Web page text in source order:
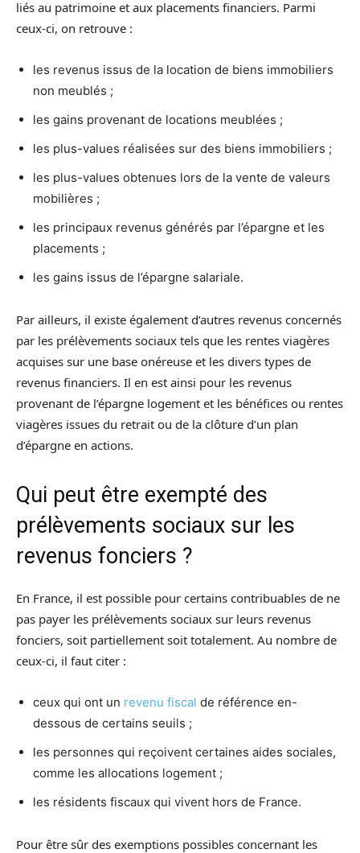
liés au patrimoine et aux placements financiers. Parmi
ceux-ci, on retrouve :
les revenus issus de la location de biens immobiliers
non meublés ;
les gains provenant de locations meublées ;
les plus-values réalisées sur des biens immobiliers ;
les plus-values obtenues lors de la vente de valeurs
mobilières ;
les principaux revenus générés par l’épargne et les
placements ;
les gains issus de l’épargne salariale.
Par ailleurs, il existe également d’autres revenus concernés
par les prélèvements sociaux tels que les rentes viagères
acquises sur une base onéreuse et les divers types de
revenus financiers. Il en est ainsi pour les revenus
provenant de l’épargne logement et les bénéfices ou rentes
viagères issues du retrait ou de la clôture d’un plan
d’épargne en actions.
Qui peut être exempté des
prélèvements sociaux sur les
revenus fonciers ?
En France, il est possible pour certains contribuables de ne
pas payer les prélèvements sociaux sur leurs revenus
fonciers, soit partiellement soit totalement. Au nombre de
ceux-ci, il faut citer :
ceux qui ont un revenu fiscal de référence en-
dessous de certains seuils ;
les personnes qui reçoivent certaines aides sociales,
comme les allocations logement ;
les résidents fiscaux qui vivent hors de France.
Pour être sûr des exemptions possibles concernant les